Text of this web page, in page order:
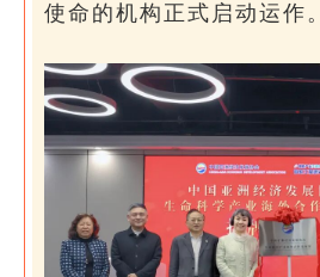
使命的机构正式启动运作。